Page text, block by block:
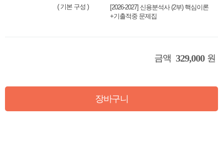
( 기본 구성 )
[2026-2027] 신용분석사 (2부) 핵심이론
+기출적중 문제집
금액 329,000 원
장바구니